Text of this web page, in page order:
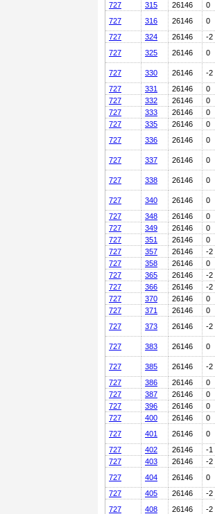
727
315 26146
0
727
316 26146
0
727
324 26146
-2
727
325 26146 0
727 330 26146
-2
727
331 26146
0
727
332 26146
0
727
333 26146
0
727
335 26146
0
727
336 26146 0
727 337 26146 0
727 338 26146 0
727 340 26146
0
727
348 26146
0
727
349 26146
0
727
351 26146
0
727
357 26146
-2
727
358 26146
0
727
365 26146
-2
727
366 26146
-2
727
370 26146
0
727
371 26146
0
727
373 26146 -2
727 383 26146 0
727 385 26146
-2
727
386 26146
0
727
387 26146
0
727
396 26146
0
727
400 26146
0
727
401 26146
0
727
402 26146
-1
727
403 26146
-2
727
404 26146
0
727
405 26146
-2
727
408 26146 -2